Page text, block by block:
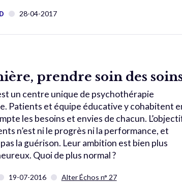
28-04-2017
prendre soin des
un centre unique de psychothérapie
Patients et équipe éducative y cohabitent
les besoins et envies de chacun.
n’est ni le progrès ni la performance, et
la guérison. Leur ambition est bien plus
Quoi de plus normal ?
19-07-2016 Alter Échos n° 27